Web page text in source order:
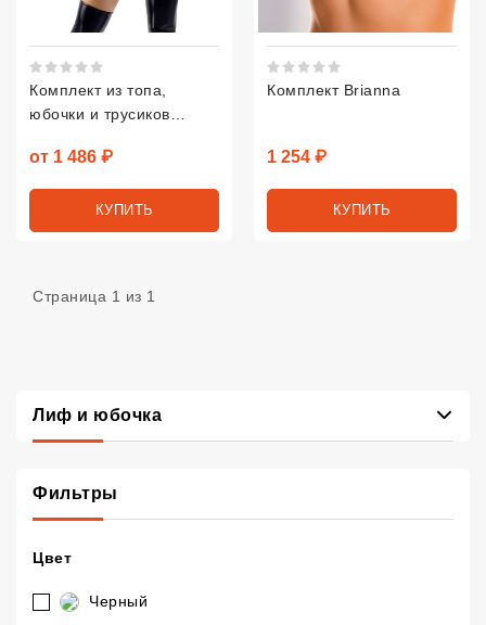
Комплект из топа,
юбочки и трусиков
Цена
от 1 486 ₽
КУПИТЬ
Комплект Brianna
Цена
1 254 ₽
КУПИТЬ
Страница 1 из 1
Лиф и юбочка
Фильтры
Цвет
Черный